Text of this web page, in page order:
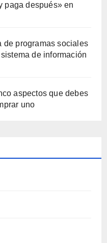
paga después» en
de programas sociales
de información
aspectos que debes
uno